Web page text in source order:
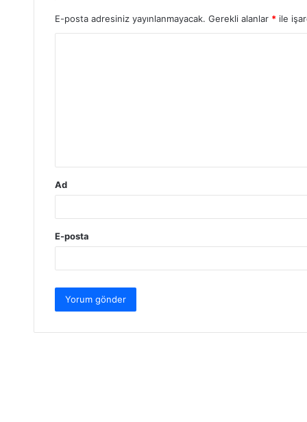
E-posta adresiniz yayınlanmayacak. Gerekli alanlar *ile
Ad
E-posta